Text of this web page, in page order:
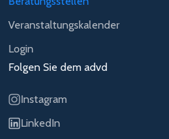
Veranstaltungskalender
Login
Folgen Sie dem advd
Instagram
LinkedIn